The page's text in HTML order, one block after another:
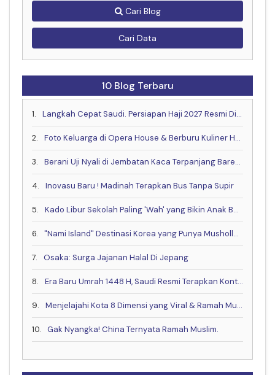
Cari Blog
Cari Data
10 Blog Terbaru
1. Langkah Cepat Saudi. Persiapan Haji 2027 Resmi Dimulai Lebih Awal
2. Foto Keluarga di Opera House & Berburu Kuliner Halal yang Lagi Hits di Sydney
3. Berani Uji Nyali di Jembatan Kaca Terpanjang Bareng Keluarga?
4. Inovasu Baru ! Madinah Terapkan Bus Tanpa Supir
5. Kado Libur Sekolah Paling 'Wah' yang Bikin Anak Betah!
6. "Nami Island" Destinasi Korea yang Punya Musholla & Resto Halal .
7. Osaka: Surga Jajanan Halal Di Jepang
8. Era Baru Umrah 1448 H, Saudi Resmi Terapkan Kontrak Digital & Buka Visa Akhir Mei
9. Menjelajahi Kota 8 Dimensi yang Viral & Ramah Muslim bareng Muslim Travel Indonesia
10. Gak Nyangka! China Ternyata Ramah Muslim.